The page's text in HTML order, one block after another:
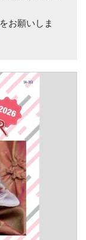
をお願いしま